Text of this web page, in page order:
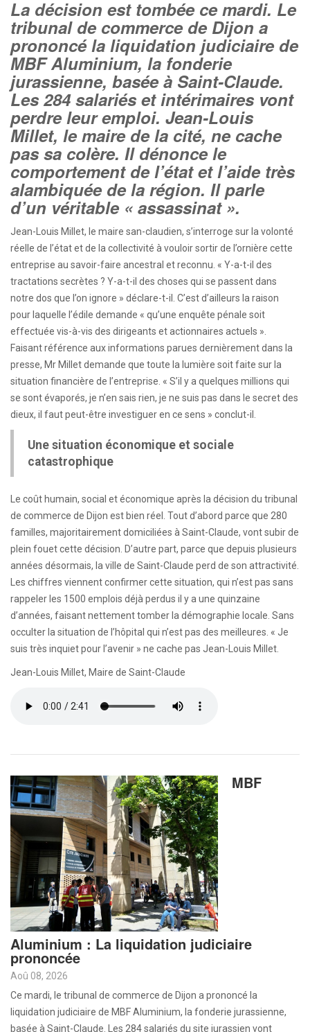
La décision est tombée ce mardi. Le
tribunal de commerce de Dijon a
prononcé la liquidation judiciaire de
MBF Aluminium, la fonderie
jurassienne, basée à Saint-Claude.
Les 284 salariés et intérimaires vont
perdre leur emploi. Jean-Louis
Millet, le maire de la cité, ne cache
pas sa colère. Il dénonce le
comportement de l’état et l’aide très
alambiquée de la région. Il parle
d’un véritable « assassinat ».
Jean-Louis Millet, le maire san-claudien, s’interroge sur la volonté
réelle de l’état et de la collectivité à vouloir sortir de l’ornière cette
entreprise au savoir-faire ancestral et reconnu. « Y-a-t-il des
tractations secrètes ? Y-a-t-il des choses qui se passent dans
notre dos que l’on ignore » déclare-t-il. C’est d’ailleurs la raison
pour laquelle l’édile demande « qu’une enquête pénale soit
effectuée vis-à-vis des dirigeants et actionnaires actuels ».
Faisant référence aux informations parues dernièrement dans la
presse, Mr Millet demande que toute la lumière soit faite sur la
situation financière de l’entreprise. « S’il y a quelques millions qui
se sont évaporés, je n’en sais rien, je ne suis pas dans le secret des
dieux, il faut peut-être investiguer en ce sens » conclut-il.
Une situation économique et sociale
catastrophique
Le coût humain, social et économique après la décision du tribunal
de commerce de Dijon est bien réel. Tout d’abord parce que 280
familles, majoritairement domiciliées à Saint-Claude, vont subir de
plein fouet cette décision. D’autre part, parce que depuis plusieurs
années désormais, la ville de Saint-Claude perd de son attractivité.
Les chiffres viennent confirmer cette situation, qui n’est pas sans
rappeler les 1500 emplois déjà perdus il y a une quinzaine
d’années, faisant nettement tomber la démographie locale. Sans
occulter la situation de l’hôpital qui n’est pas des meilleures. « Je
suis très inquiet pour l’avenir » ne cache pas Jean-Louis Millet.
Jean-Louis Millet, Maire de Saint-Claude
MBF
Aluminium : La liquidation judiciaire
prononcée
Aoû 08, 2026
Ce mardi, le tribunal de commerce de Dijon a prononcé la
liquidation judiciaire de MBF Aluminium, la fonderie jurassienne,
basée à Saint-Claude. Les 284 salariés du site jurassien vont